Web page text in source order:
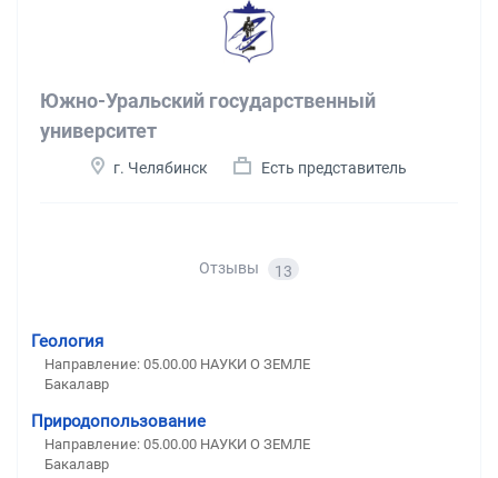
Южно-Уральский государственный
университет
г. Челябинск Есть представитель
Отзывы 13
Геология
Направление: 05.00.00 НАУКИ О ЗЕМЛЕ
Бакалавр
Природопользование
Направление: 05.00.00 НАУКИ О ЗЕМЛЕ
Бакалавр